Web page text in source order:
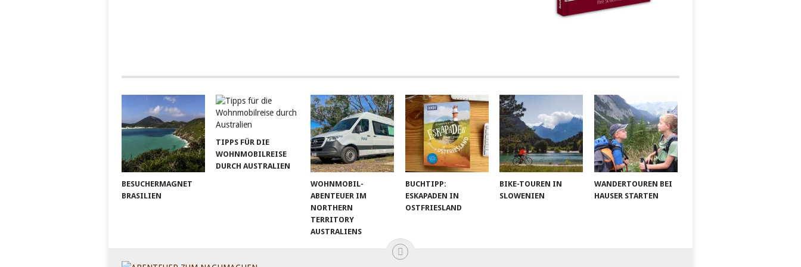
BESUCHERMAGNET
BRASILIEN
TIPPS FÜR DIE
WOHNMOBILREISE
DURCH AUSTRALIEN
WOHNMOBIL-
ABENTEUER IM
NORTHERN
TERRITORY
AUSTRALIENS
BUCHTIPP:
ESKAPADEN IN
OSTFRIESLAND
BIKE-TOUREN IN
SLOWENIEN
WANDERTOUREN BEI
HAUSER STARTEN